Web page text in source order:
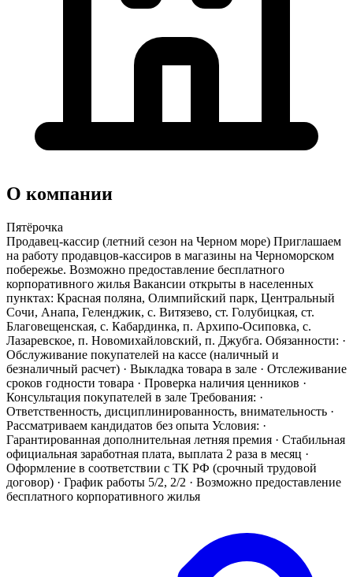
О компании
Пятёрочка
Продавец-кассир (летний сезон на Черном море) Приглашаем
на работу продавцов-кассиров в магазины на Черноморском
побережье. Возможно предоставление бесплатного
корпоративного жилья Вакансии открыты в населенных
пунктах: Красная поляна, Олимпийский парк, Центральный
Сочи, Анапа, Геленджик, с. Витязево, ст. Голубицкая, ст.
Благовещенская, с. Кабардинка, п. Архипо-Осиповка, с.
Лазаревское, п. Новомихайловский, п. Джубга. Обязанности: ·
Обслуживание покупателей на кассе (наличный и
безналичный расчет) · Выкладка товара в зале · Отслеживание
сроков годности товара · Проверка наличия ценников ·
Консультация покупателей в зале Требования: ·
Ответственность, дисциплинированность, внимательность ·
Рассматриваем кандидатов без опыта Условия: ·
Гарантированная дополнительная летняя премия · Стабильная
официальная заработная плата, выплата 2 раза в месяц ·
Оформление в соответствии с ТК РФ (срочный трудовой
договор) · График работы 5/2, 2/2 · Возможно предоставление
бесплатного корпоративного жилья